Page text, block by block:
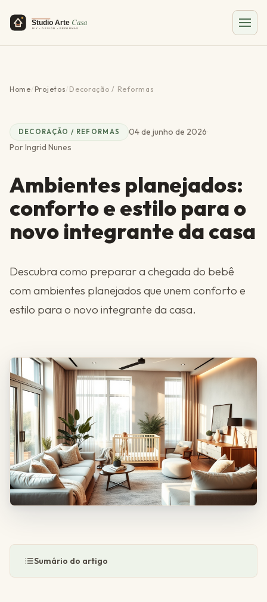
Home/ Projetos/ Decoração / Reformas
DECORAÇÃO / REFORMAS 04 de junho de 2026·
Por Ingrid Nunes
Ambientes planejados:
conforto e estilo para o
novo integrante da casa
Descubra como preparar a chegada do bebê
com ambientes planejados que unem conforto e
estilo para o novo integrante da casa.
Sumário do artigo